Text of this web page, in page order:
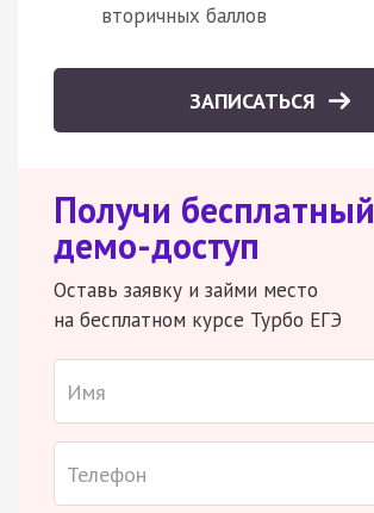
вторичных баллов
ЗАПИСАТЬСЯ
Получи бесплатный
демо-доступ
Оставь заявку и займи место
на бесплатном курсе Турбо ЕГЭ